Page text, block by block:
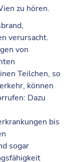
zu hören.
verursacht.
von
Teilchen, so
können
Dazu
bis
sogar